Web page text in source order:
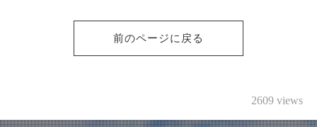
前のページに戻る
2609 views